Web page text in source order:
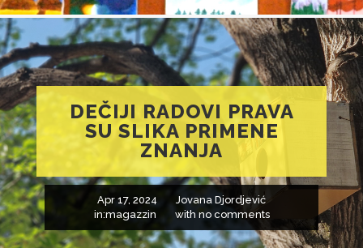
DEČIJI RADOVI PRAVA
SU SLIKA PRIMENE
ZNANJA
Apr 17, 2024
Jovana Djordjević
in:magazzin with no comments